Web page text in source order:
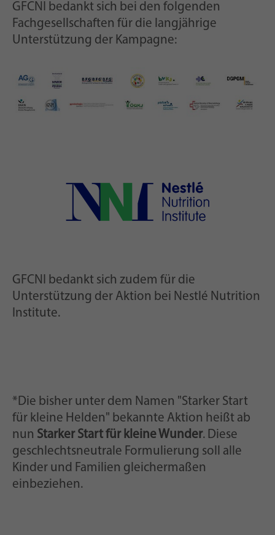
GFCNI bedankt sich bei den folgenden
Fachgesellschaften für die langjährige
Unterstützung der Kampagne:
GFCNI bedankt sich zudem für die
Unterstützung der Aktion bei Nestlé Nutrition
Institute.
*Die bisher unter dem Namen "Starker Start
für kleine Helden" bekannte Aktion heißt ab
nun Starker Start für kleine Wunder. Diese
geschlechtsneutrale Formulierung soll alle
Kinder und Familien gleichermaßen
einbeziehen.